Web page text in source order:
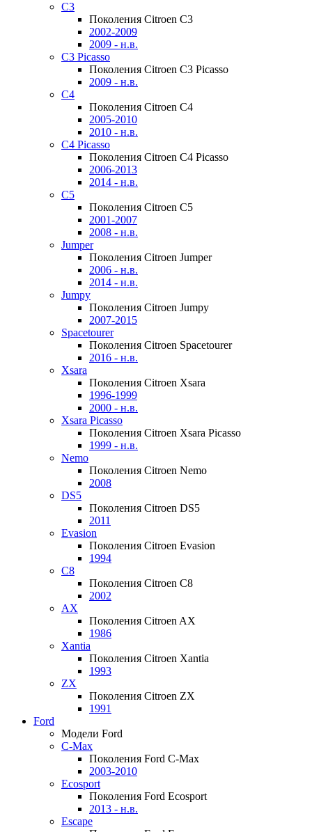
C3
Поколения Citroen C3
2002-2009
2009 - н.в.
C3 Picasso
Поколения Citroen C3 Picasso
2009 - н.в.
C4
Поколения Citroen C4
2005-2010
2010 - н.в.
C4 Picasso
Поколения Citroen C4 Picasso
2006-2013
2014 - н.в.
C5
Поколения Citroen C5
2001-2007
2008 - н.в.
Jumper
Поколения Citroen Jumper
2006 - н.в.
2014 - н.в.
Jumpy
Поколения Citroen Jumpy
2007-2015
Spacetourer
Поколения Citroen Spacetourer
2016 - н.в.
Xsara
Поколения Citroen Xsara
1996-1999
2000 - н.в.
Xsara Picasso
Поколения Citroen Xsara Picasso
1999 - н.в.
Nemo
Поколения Citroen Nemo
2008
DS5
Поколения Citroen DS5
2011
Evasion
Поколения Citroen Evasion
1994
C8
Поколения Citroen C8
2002
AX
Поколения Citroen AX
1986
Xantia
Поколения Citroen Xantia
1993
ZX
Поколения Citroen ZX
1991
Ford
Модели Ford
C-Max
Поколения Ford C-Max
2003-2010
Ecosport
Поколения Ford Ecosport
2013 - н.в.
Escape